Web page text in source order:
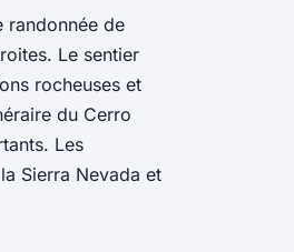
randonnée de
Le sentier
rocheuses et
du Cerro
Les
Sierra Nevada et